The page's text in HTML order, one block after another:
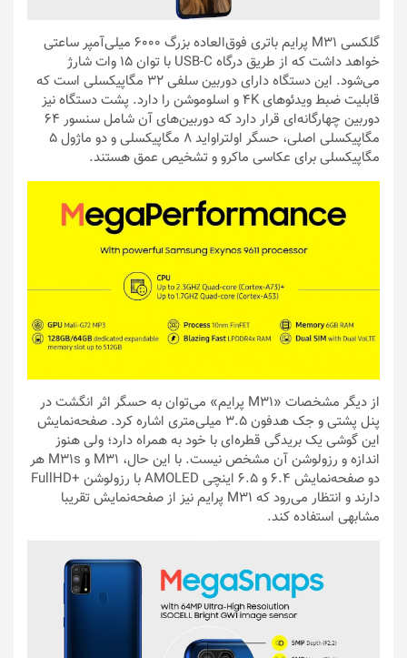
گلکسی M31 پرایم باتری فوق‌العاده بزرگ ۶۰۰۰ میلی‌آمپر ساعتی
خواهد داشت که از طریق درگاه USB-C با توان ۱۵ وات شارژ
می‌شود. این دستگاه دارای دوربین سلفی ۳۲ مگاپیکسلی است که
قابلیت ضبط ویدئوهای 4K و اسلوموشن را دارد. پشت دستگاه نیز
دوربین چهارگانه‌ای قرار دارد که دوربین‌های آن شامل سنسور ۶۴
مگاپیکسلی اصلی، حسگر اولتراواید ۸ مگاپیکسلی و دو ماژول ۵
مگاپیکسلی برای عکاسی ماکرو و تشخیص عمق هستند.
از دیگر مشخصات «M31 پرایم» می‌توان به حسگر اثر انگشت در
پنل پشتی و جک هدفون ۳.۵ میلی‌متری اشاره کرد. صفحه‌نمایش
این گوشی یک بریدگی قطره‌ای با خود به همراه دارد؛ ولی هنوز
اندازه و رزولوشن آن مشخص نیست. با این حال، M31 و M31s هر
دو صفحه‌نمایش ۶.۴ و ۶.۵ اینچی AMOLED با رزولوشن +FullHD
دارند و انتظار می‌رود که M31 پرایم نیز از صفحه‌نمایش تقریبا
مشابهی استفاده کند.